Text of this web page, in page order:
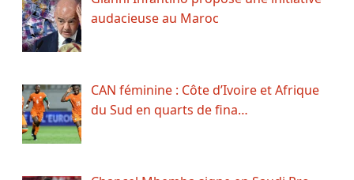
audacieuse au Maroc
CAN féminine : Côte d’Ivoire et Afrique
du Sud en quarts de fina…